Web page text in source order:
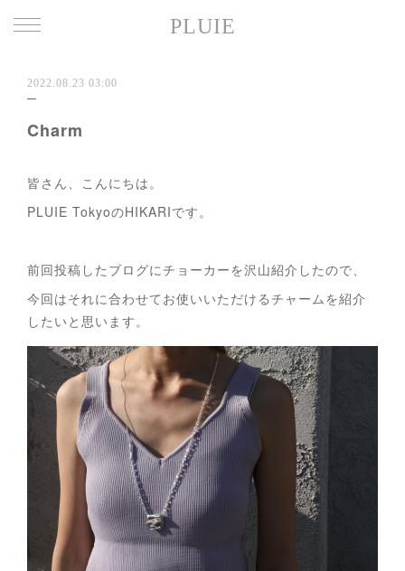
PLUIE
2022.08.23 03:00
Charm
皆さん、こんにちは。
PLUIE TokyoのHIKARIです。
前回投稿したブログにチョーカーを沢山紹介したので、
今回はそれに合わせてお使いいただけるチャームを紹介
したいと思います。